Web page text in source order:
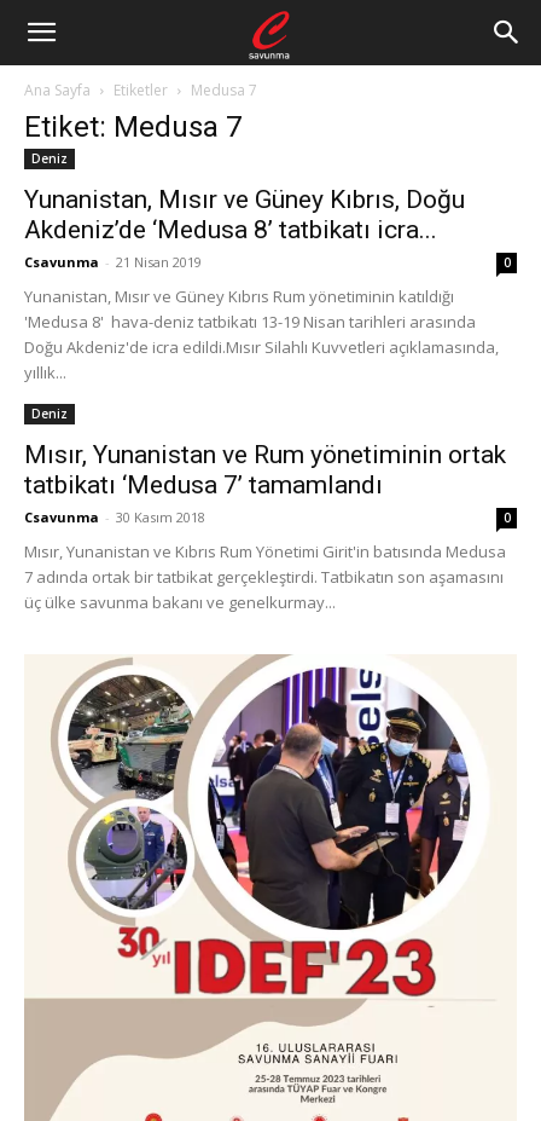
Ana Sayfa Etiketler Medusa 7
Etiket: Medusa 7
Deniz
Yunanistan, Mısır ve Güney Kıbrıs, Doğu
Akdeniz’de ‘Medusa 8’ tatbikatı icra...
Csavunma - 21 Nisan 2019 0
Yunanistan, Mısır ve Güney Kıbrıs Rum yönetiminin katıldığı
'Medusa 8' hava-deniz tatbikatı 13-19 Nisan tarihleri arasında
Doğu Akdeniz'de icra edildi.Mısır Silahlı Kuvvetleri açıklamasında,
yıllık...
Deniz
Mısır, Yunanistan ve Rum yönetiminin ortak
tatbikatı ‘Medusa 7’ tamamlandı
Csavunma - 30 Kasım 2018 0
Mısır, Yunanistan ve Kıbrıs Rum Yönetimi Girit'in batısında Medusa
7 adında ortak bir tatbikat gerçekleştirdi. Tatbikatın son aşamasını
üç ülke savunma bakanı ve genelkurmay...